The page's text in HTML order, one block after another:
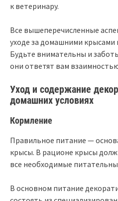
к ветеринару.
Все вышеперечисленные
уходе за домашними крысами
Будьте внимательны и
они ответят вам
Уход и содержание
домашних условиях
Кормление
Правильное питание —
крысы. В рационе крысы
все необходимые
В основном питание